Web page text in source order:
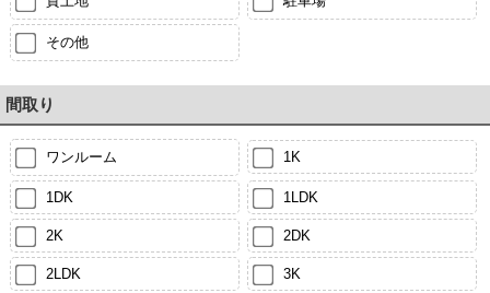
その他
間取り
ワンルーム 1K
1DK 1LDK
2K 2DK
2LDK 3K